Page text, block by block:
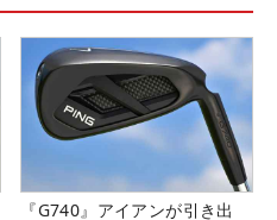
『G740』アイアンが引き出